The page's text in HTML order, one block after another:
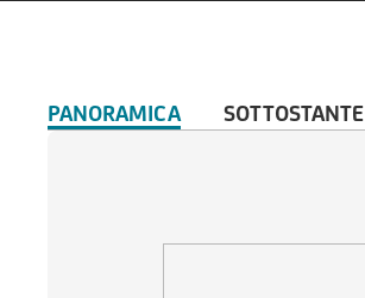
PANORAMICA SOTTOSTANTE